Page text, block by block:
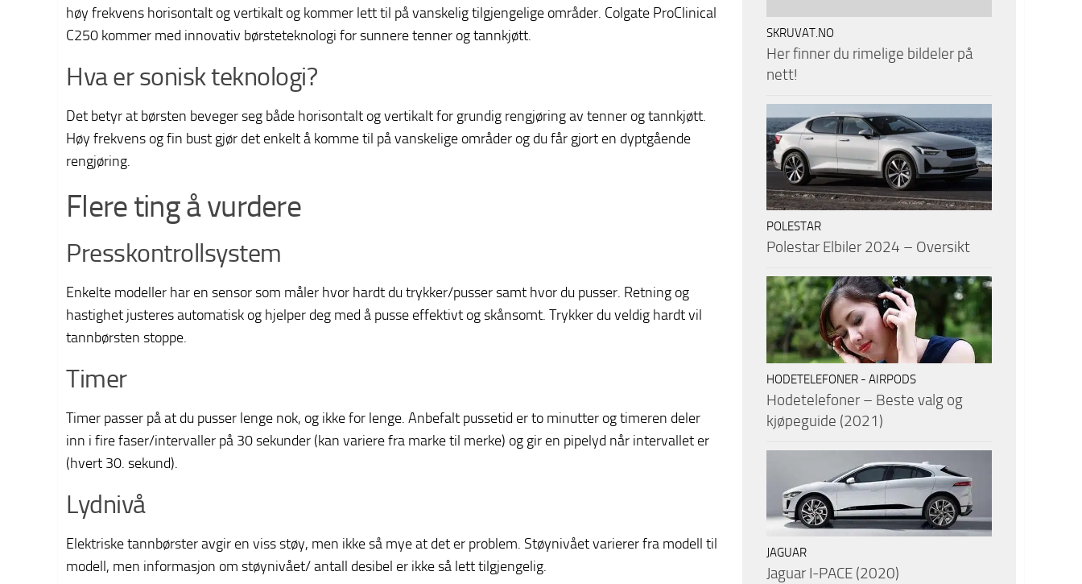
høy frekvens horisontalt og vertikalt og kommer lett til på vanskelig tilgjengelige områder. Colgate ProClinical
C250 kommer med innovativ børsteteknologi for sunnere tenner og tannkjøtt.
Hva er sonisk teknologi?
Det betyr at børsten beveger seg både horisontalt og vertikalt for grundig rengjøring av tenner og tannkjøtt.
Høy frekvens og fin bust gjør det enkelt å komme til på vanskelige områder og du får gjort en dyptgående
rengjøring.
Flere ting å vurdere
Presskontrollsystem
Enkelte modeller har en sensor som måler hvor hardt du trykker/pusser samt hvor du pusser. Retning og
hastighet justeres automatisk og hjelper deg med å pusse effektivt og skånsomt. Trykker du veldig hardt vil
tannbørsten stoppe.
Timer
Timer passer på at du pusser lenge nok, og ikke for lenge. Anbefalt pussetid er to minutter og timeren deler
inn i fire faser/intervaller på 30 sekunder (kan variere fra marke til merke) og gir en pipelyd når intervallet er
(hvert 30. sekund).
Lydnivå
Elektriske tannbørster avgir en viss støy, men ikke så mye at det er problem. Støynivået varierer fra modell til
modell, men informasjon om støynivået/ antall desibel er ikke så lett tilgjengelig.
SKRUVAT.NO
Her finner du rimelige bildeler på
nett!
POLESTAR
Polestar Elbiler 2024 – Oversikt
HODETELEFONER - AIRPODS
Hodetelefoner – Beste valg og
kjøpeguide (2021)
JAGUAR
Jaguar I-PACE (2020)